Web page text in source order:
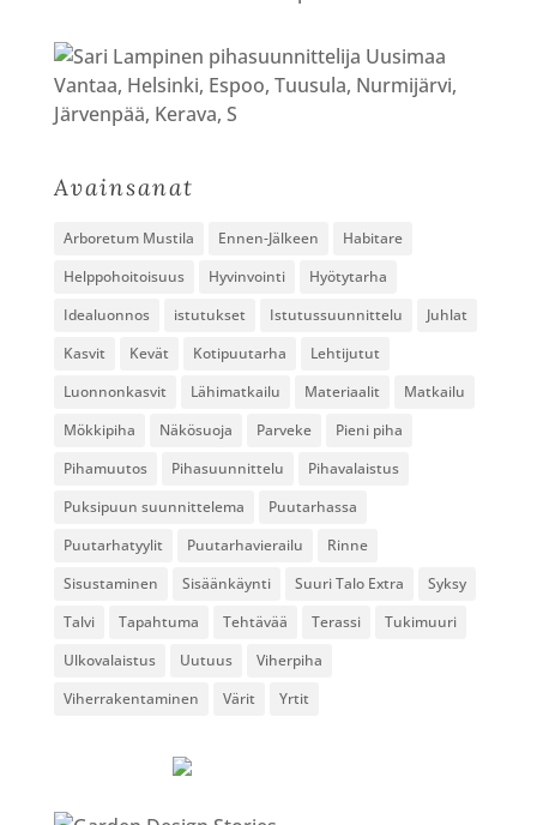
Avainsanat
Arboretum Mustila Ennen-Jälkeen
Habitare
Helppohoitoisuus
Hyvinvointi
Hyötytarha
Idealuonnos
istutukset Istutussuunnittelu
Juhlat
Kasvit
Kevät Kotipuutarha
Lehtijutut
Luonnonkasvit
Lähimatkailu Materiaalit
Matkailu
Mökkipiha
Näkösuoja Parveke
Pieni piha
Pihamuutos
Pihasuunnittelu
Pihavalaistus
Puksipuun suunnittelema
Puutarhassa
Puutarhatyylit
Puutarhavierailu
Rinne
Sisustaminen
Sisäänkäynti Suuri Talo Extra
Syksy
Talvi
Tapahtuma Tehtävää Terassi
Tukimuuri
Ulkovalaistus
Uutuus
Viherpiha
Viherrakentaminen
Värit Yrtit